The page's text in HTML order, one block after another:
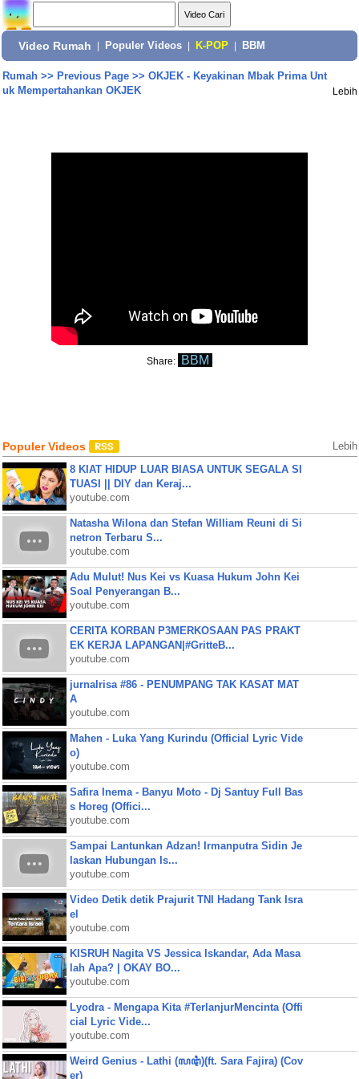
Video Rumah Populer Videos K-POP BBM
Rumah>> Previous Page>> OKJEK - Keyakinan Mbak Prima Unt
uk Mempertahankan OKJEK
Lebih
Share: BBM
Populer Videos Lebih
8 KIAT HIDUP LUAR BIASA UNTUK SEGALA SI
TUASI || DIY dan Keraj...
youtube.com
Natasha Wilona dan Stefan William Reuni di Si
netron Terbaru S...
youtube.com
Adu Mulut! Nus Kei vs Kuasa Hukum John Kei
Soal Penyerangan B...
youtube.com
CERITA KORBAN P3MERKOSAAN PAS PRAKT
EK KERJA LAPANGAN|#GritteB...
youtube.com
jurnalrisa #86 - PENUMPANG TAK KASAT MAT
A
youtube.com
Mahen - Luka Yang Kurindu (Official Lyric Vide
o)
youtube.com
Safira Inema - Banyu Moto - Dj Santuy Full Bas
s Horeg (Offici...
youtube.com
Sampai Lantunkan Adzan! Irmanputra Sidin Je
laskan Hubungan Is...
youtube.com
Video Detik detik Prajurit TNI Hadang Tank Isra
el
youtube.com
KISRUH Nagita VS Jessica Iskandar, Ada Masa
lah Apa? | OKAY BO...
youtube.com
Lyodra - Mengapa Kita #TerlanjurMencinta (Offi
cial Lyric Vide...
youtube.com
Weird Genius - Lathi (ꦭꦛꦶ)(ft. Sara Fajira) (Cov
er)